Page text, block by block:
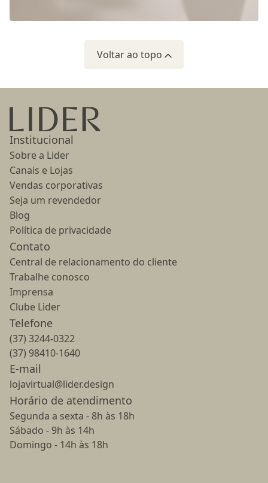
Voltar ao topo
Ir para a página inicial
Institucional
Sobre a Lider
Canais e Lojas
Vendas corporativas
Seja um revendedor
Blog
Política de privacidade
Contato
Central de relacionamento do cliente
Trabalhe conosco
Imprensa
Clube Lider
Telefone
(37) 3244-0322
(37) 98410-1640
E-mail
lojavirtual@lider.design
Horário de atendimento
Segunda a sexta - 8h às 18h
Sábado - 9h às 14h
Domingo - 14h às 18h